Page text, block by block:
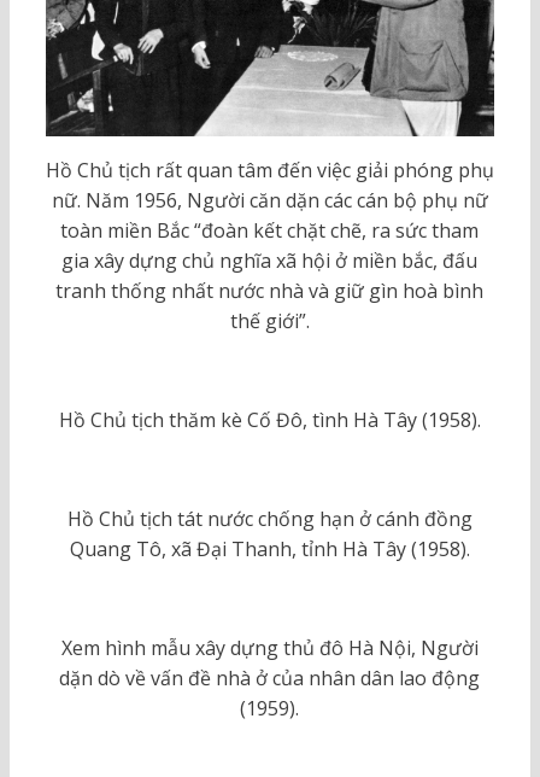
Hồ Chủ tịch rất quan tâm đến việc giải phóng phụ
nữ. Năm 1956, Người căn dặn các cán bộ phụ nữ
toàn miền Bắc “đoàn kết chặt chẽ, ra sức tham
gia xây dựng chủ nghĩa xã hội ở miền bắc, đấu
tranh thống nhất nước nhà và giữ gìn hoà bình
thế giới”.
Hồ Chủ tịch thăm kè Cố Đô, tình Hà Tây (1958).
Hồ Chủ tịch tát nước chống hạn ở cánh đồng
Quang Tô, xã Đại Thanh, tỉnh Hà Tây (1958).
Xem hình mẫu xây dựng thủ đô Hà Nội, Người
dặn dò về vấn đề nhà ở của nhân dân lao động
(1959).